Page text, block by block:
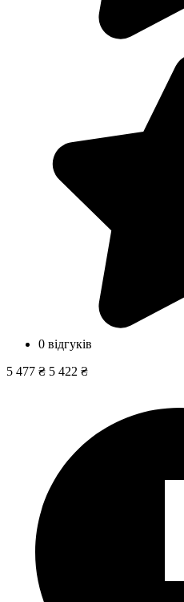
0 відгуків
5 477 ₴ 5 422 ₴